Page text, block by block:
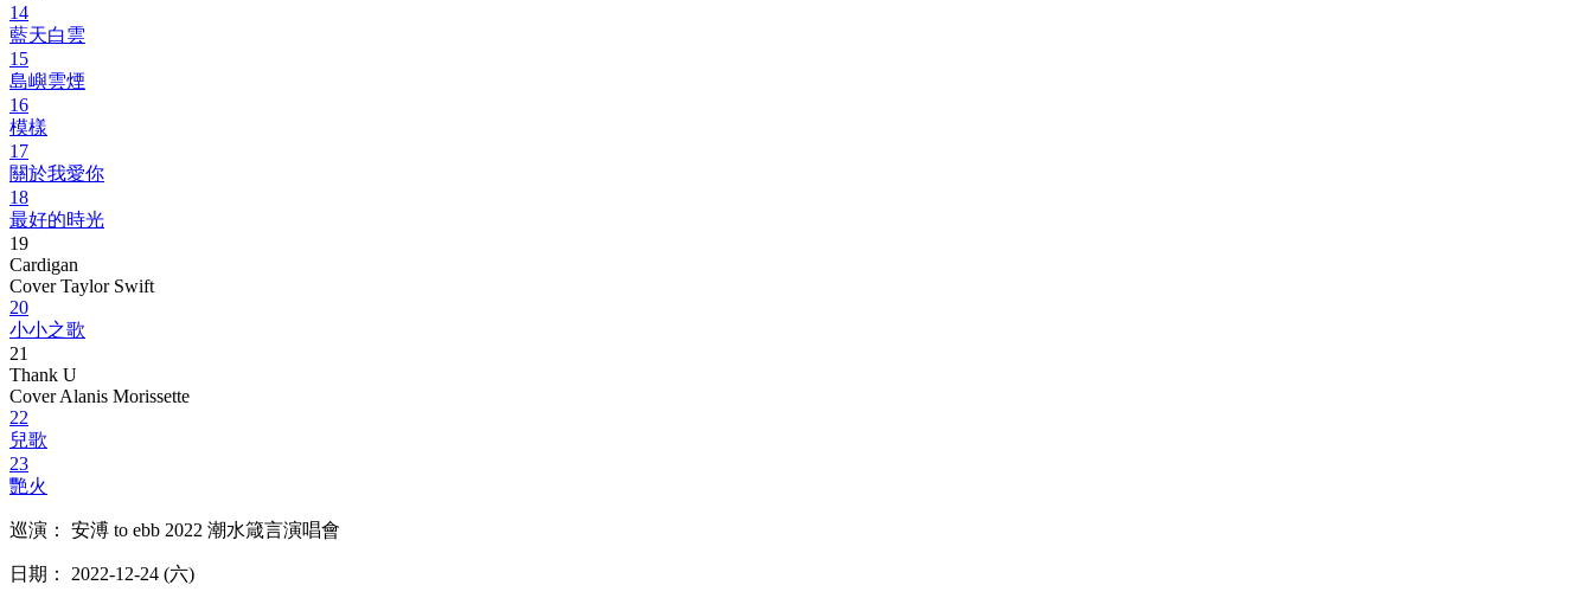
14
藍天白雲
15
島嶼雲煙
16
模樣
17
關於我愛你
18
最好的時光
19
Cardigan
Cover Taylor Swift
20
小小之歌
21
Thank U
Cover Alanis Morissette
22
兒歌
23
艷火
巡演： 安溥 to ebb 2022 潮水箴言演唱會
日期： 2022-12-24 (六)